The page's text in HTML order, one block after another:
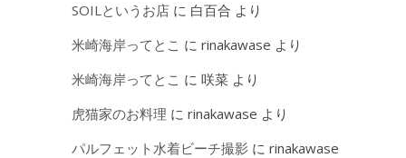
SOILというお店 に 白百合 より
米崎海岸ってとこ に rinakawase より
米崎海岸ってとこ に 咲菜 より
虎猫家のお料理 に rinakawase より
パルフェット水着ビーチ撮影 に rinakawase